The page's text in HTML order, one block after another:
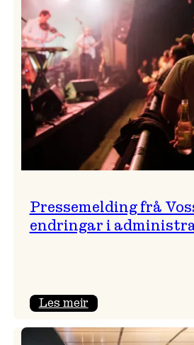
Pressemelding frå
endringar i
Les meir:
frå